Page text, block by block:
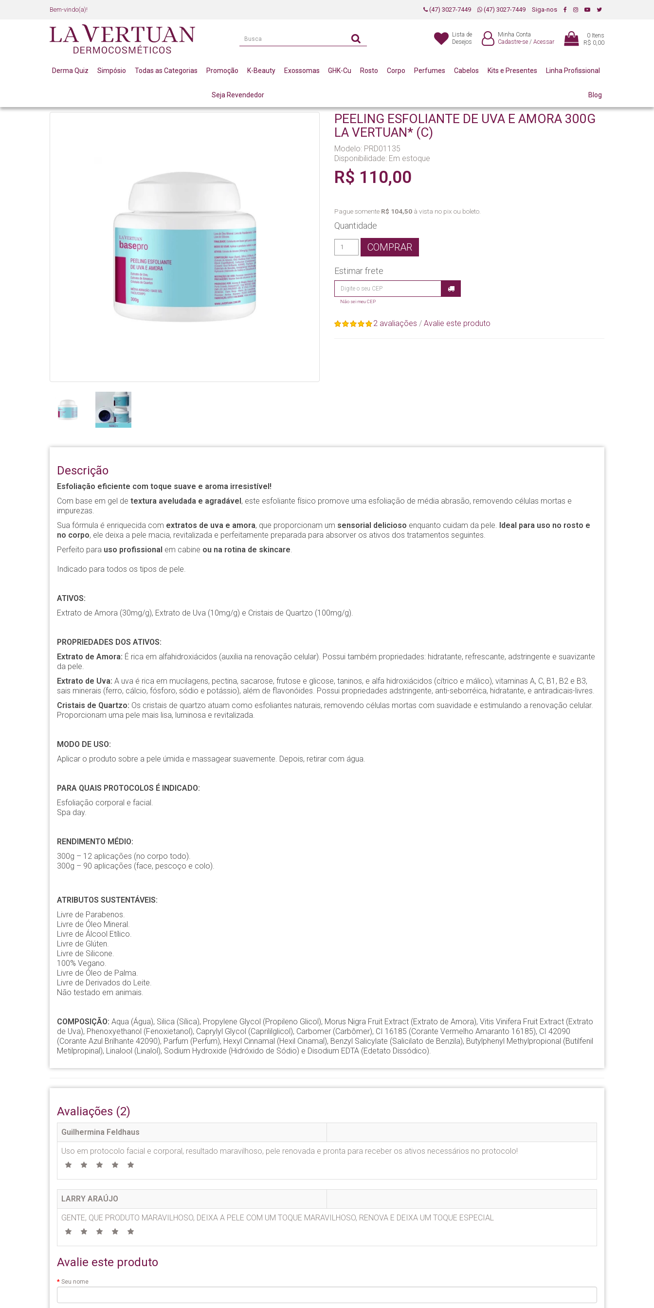
Bem-vindo(a)! (47) 3027-7449 (47) 3027-7449 Siga-nos
Lista de
Desejos
Minha Conta
Cadastre-se / Acessar
0 Itens
R$ 0,00
Derma Quiz Simpósio Todas as Categorias Promoção K-Beauty Exossomas GHK-Cu Rosto Corpo Perfumes Cabelos Kits e Presentes Linha Profissional
Seja Revendedor Blog
PEELING ESFOLIANTE DE UVA E AMORA 300G LA VERTUAN* (C)
PEELING ESFOLIANTE DE UVA E AMORA 300G
LA VERTUAN* (C)
Modelo: PRD01135
Disponibilidade: Em estoque
R$ 110,00
Pague somente R$ 104,50 à vista no pix ou boleto.
Quantidade
COMPRAR
Estimar frete
Não sei meu CEP
2 avaliações / Avalie este produto
Descrição
Esfoliação eficiente com toque suave e aroma irresistível!
Com base em gel de textura aveludada e agradável, este esfoliante físico promove uma esfoliação de média abrasão, removendo células mortas e
impurezas.
Sua fórmula é enriquecida com extratos de uva e amora, que proporcionam um sensorial delicioso enquanto cuidam da pele. Ideal para uso no rosto e
no corpo, ele deixa a pele macia, revitalizada e perfeitamente preparada para absorver os ativos dos tratamentos seguintes.
Perfeito para uso profissional em cabine ou na rotina de skincare.
Indicado para todos os tipos de pele.
ATIVOS:
Extrato de Amora (30mg/g), Extrato de Uva (10mg/g) e Cristais de Quartzo (100mg/g).
PROPRIEDADES DOS ATIVOS:
Extrato de Amora: É rica em alfahidroxiácidos (auxilia na renovação celular). Possui também propriedades: hidratante, refrescante, adstringente e suavizante
da pele.
Extrato de Uva: A uva é rica em mucilagens, pectina, sacarose, frutose e glicose, taninos, e alfa hidroxiácidos (cítrico e málico), vitaminas A, C, B1, B2 e B3,
sais minerais (ferro, cálcio, fósforo, sódio e potássio), além de flavonóides. Possui propriedades adstringente, anti-seborréica, hidratante, e antiradicais-livres.
Cristais de Quartzo: Os cristais de quartzo atuam como esfoliantes naturais, removendo células mortas com suavidade e estimulando a renovação celular.
Proporcionam uma pele mais lisa, luminosa e revitalizada.
MODO DE USO:
Aplicar o produto sobre a pele úmida e massagear suavemente. Depois, retirar com água.
PARA QUAIS PROTOCOLOS É INDICADO:
Esfoliação corporal e facial.
Spa day.
RENDIMENTO MÉDIO:
300g – 12 aplicações (no corpo todo).
300g – 90 aplicações (face, pescoço e colo).
ATRIBUTOS SUSTENTÁVEIS:
Livre de Parabenos.
Livre de Óleo Mineral.
Livre de Álcool Etílico.
Livre de Glúten.
Livre de Silicone.
100% Vegano.
Livre de Óleo de Palma.
Livre de Derivados do Leite.
Não testado em animais.
COMPOSIÇÃO: Aqua (Água), Silica (Sílica), Propylene Glycol (Propileno Glicol), Morus Nigra Fruit Extract (Extrato de Amora), Vitis Vinifera Fruit Extract (Extrato
de Uva), Phenoxyethanol (Fenoxietanol), Caprylyl Glycol (Caprililglicol), Carbomer (Carbômer), CI 16185 (Corante Vermelho Amaranto 16185), CI 42090
(Corante Azul Brilhante 42090), Parfum (Perfum), Hexyl Cinnamal (Hexil Cinamal), Benzyl Salicylate (Salicilato de Benzila), Butylphenyl Methylpropional (Butilfenil
Metilpropinal), Linalool (Linalol), Sodium Hydroxide (Hidróxido de Sódio) e Disodium EDTA (Edetato Dissódico).
Avaliações (2)
Guilhermina Feldhaus
Uso em protocolo facial e corporal, resultado maravilhoso, pele renovada e pronta para receber os ativos necessários no protocolo!
LARRY ARAÚJO
GENTE, QUE PRODUTO MARAVILHOSO, DEIXA A PELE COM UM TOQUE MARAVILHOSO, RENOVA E DEIXA UM TOQUE ESPECIAL
Avalie este produto
Seu nome